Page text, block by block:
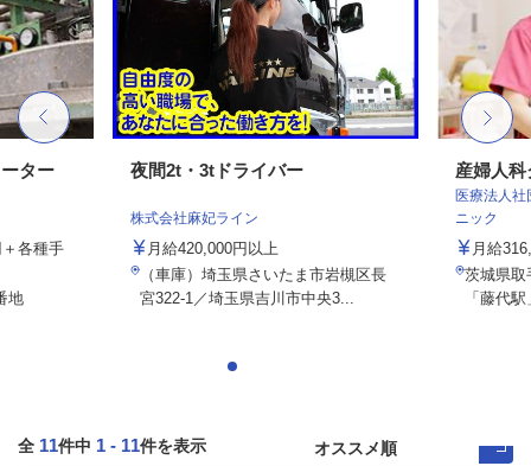
ター
各種手
地
夜間2t・3tドライバー
株式会社麻妃ライン
月給420,000円以上
（車庫）埼玉県さいたま市岩槻区長
宮322-1／埼玉県吉川市中央3...
産婦人
医療法人
ニック
月給
茨城県取
「藤代
全 11件中 1 - 11件を表示